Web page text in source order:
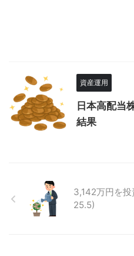
資産運用
日本高配当
結果
3,142万円を
25.5)